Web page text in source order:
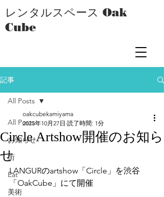
レンタルスペース Oak
Cube
記事
All Posts
お知らせ
街
Eat
美術
All Posts
Circle Artshow開催のお知ら
せ
oakcubekamiyama
2025年10月27日 読了時間: 1分
LANGURのartshow「Circle」を渋谷
「OakCube」にて開催